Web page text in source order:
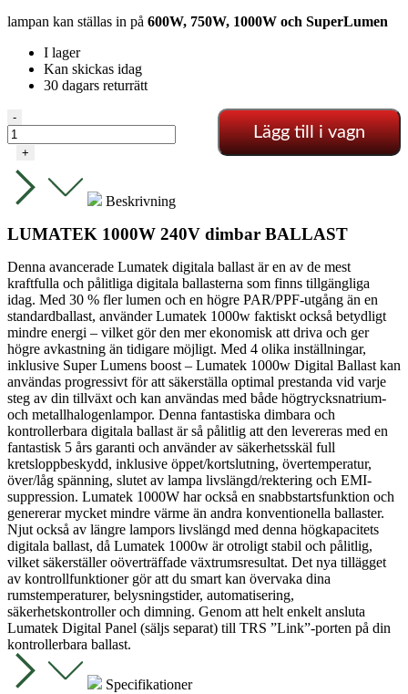
lampan kan ställas in på 600W, 750W, 1000W och SuperLumen
I lager
Kan skickas idag
30 dagars returrätt
Lumatek
Elektronisk
Ballast
1000W
mängd
-
+
Lägg till i vagn
Beskrivning
LUMATEK 1000W 240V dimbar BALLAST
Denna avancerade Lumatek digitala ballast är en av de mest
kraftfulla och pålitliga digitala ballasterna som finns tillgängliga
idag. Med 30 % fler lumen och en högre PAR/PPF-utgång än en
standardballast, använder Lumatek 1000w faktiskt också betydligt
mindre energi – vilket gör den mer ekonomisk att driva och ger
högre avkastning än tidigare möjligt. Med 4 olika inställningar,
inklusive Super Lumens boost – Lumatek 1000w Digital Ballast kan
användas progressivt för att säkerställa optimal prestanda vid varje
steg av din tillväxt och kan användas med både högtrycksnatrium-
och metallhalogenlampor. Denna fantastiska dimbara och
kontrollerbara digitala ballast är så pålitlig att den levereras med en
fantastisk 5 års garanti och använder av säkerhetsskäl full
kretsloppbeskydd, inklusive öppet/kortslutning, övertemperatur,
över/låg spänning, slutet av lampa livslängd/rektering och EMI-
suppression. Lumatek 1000W har också en snabbstartsfunktion och
genererar mycket mindre värme än andra konventionella ballaster.
Njut också av längre lampors livslängd med denna högkapacitets
digitala ballast, då Lumatek 1000w är otroligt stabil och pålitlig,
vilket säkerställer oöverträffade växtrumsresultat. Det nya tillägget
av kontrollfunktioner gör att du smart kan övervaka dina
rumstemperaturer, belysningstider, automatisering,
säkerhetskontroller och dimning. Genom att helt enkelt ansluta
Lumatek Digital Panel (säljs separat) till TRS ”Link”-porten på din
kontrollerbara ballast.
Specifikationer